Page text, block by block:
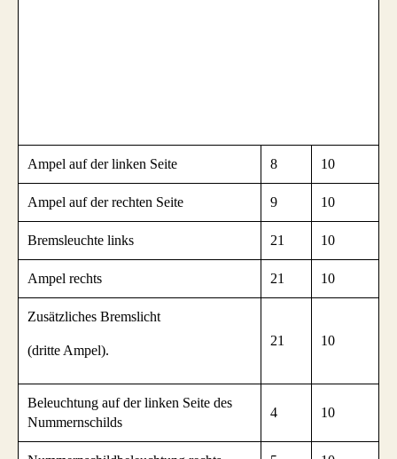
Ampel auf der linken Seite 8 10
Ampel auf der rechten Seite 9 10
Bremsleuchte links 21 10
Ampel rechts 21 10
Zusätzliches Bremslicht
(dritte Ampel).
21 10
Beleuchtung auf der linken Seite des
Nummernschilds
4 10